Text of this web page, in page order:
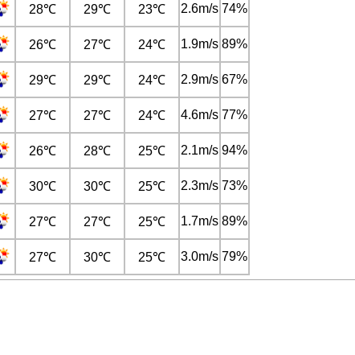
28℃ 29℃ 23℃ 2.6m/s 74%
26℃ 27℃ 24℃ 1.9m/s 89%
29℃ 29℃ 24℃ 2.9m/s 67%
27℃ 27℃ 24℃ 4.6m/s 77%
26℃ 28℃ 25℃ 2.1m/s 94%
30℃ 30℃ 25℃ 2.3m/s 73%
27℃ 27℃ 25℃ 1.7m/s 89%
27℃ 30℃ 25℃ 3.0m/s 79%